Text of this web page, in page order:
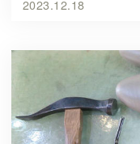
2023.12.18